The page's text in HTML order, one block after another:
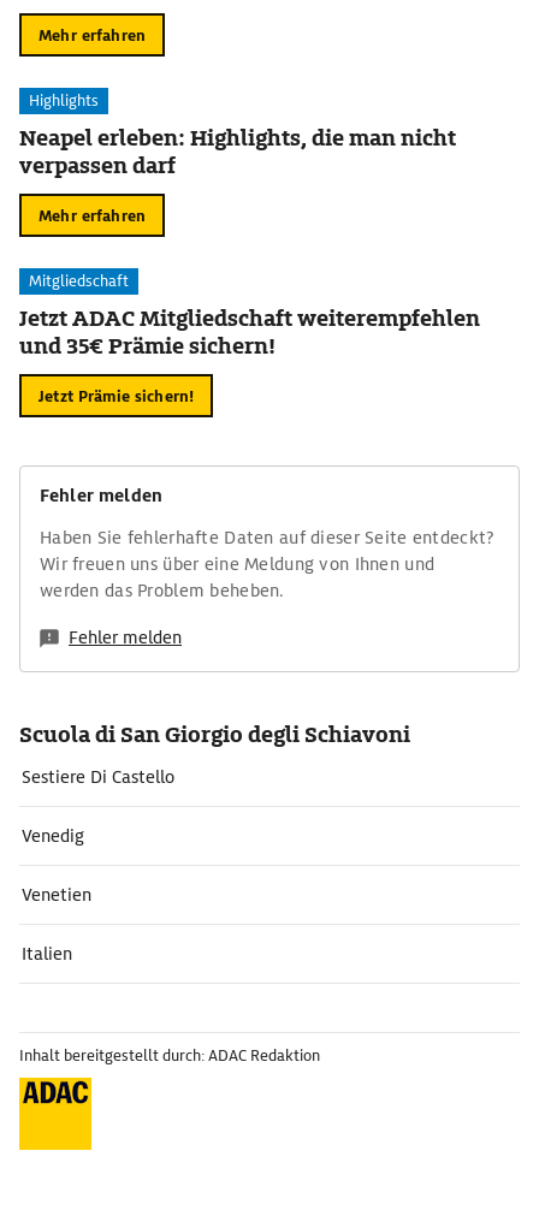
Mehr erfahren
Highlights
Neapel erleben: Highlights, die man nicht
verpassen darf
Mehr erfahren
Mitgliedschaft
Jetzt ADAC Mitgliedschaft weiterempfehlen
und 35€ Prämie sichern!
Jetzt Prämie sichern!
Fehler melden
Haben Sie fehlerhafte Daten auf dieser Seite entdeckt?
Wir freuen uns über eine Meldung von Ihnen und
werden das Problem beheben.
Fehler melden
Scuola di San Giorgio degli Schiavoni
Sestiere Di Castello
Venedig
Venetien
Italien
Inhalt bereitgestellt durch: ADAC Redaktion